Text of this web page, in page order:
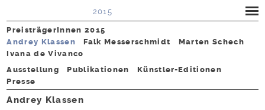
2015
PreisträgerInnen 2015
Andrey Klassen
Falk Messerschmidt
Marten Schech
Ivana de Vivanco
Ausstellung
Publikationen
Künstler-Editionen
Presse
Andrey Klassen